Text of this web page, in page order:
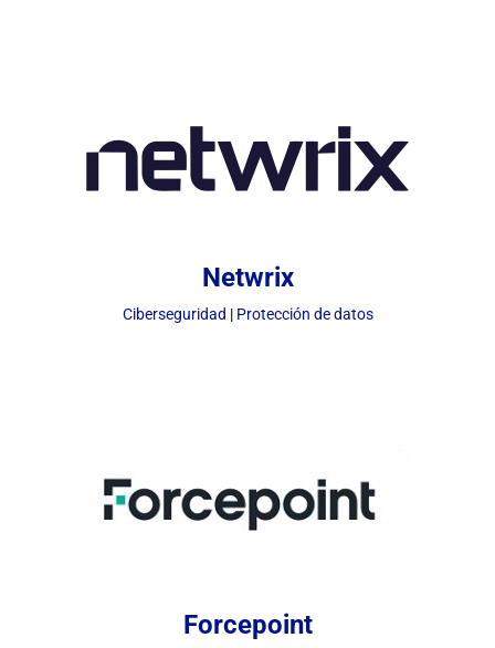
Netwrix
Ciberseguridad | Protección de datos
Forcepoint